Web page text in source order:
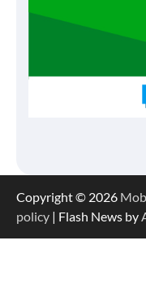
Copyright © 2026
policy | Flash News by